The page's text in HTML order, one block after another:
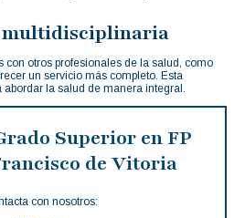
multidisciplinaria
con otros profesionales de la salud, como
un servicio más completo. Esta
la salud de manera integral.
Superior en FP
de Vitoria
con nosotros: